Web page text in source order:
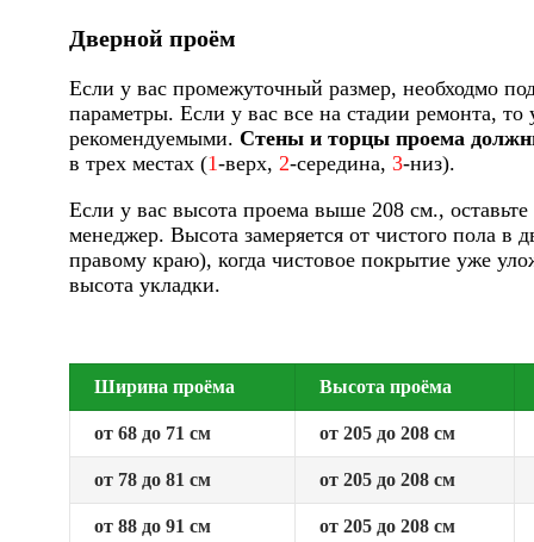
Дверной проём
Если у вас промежуточный размер, необходмо
параметры. Если у вас все на стадии ремонта,
рекомендуемыми. Стены и торцы проема
в трех местах (1-верх, 2-середина, 3-низ).
Если у вас высота проема выше 208 см., оставьте
менеджер. Высота замеряется от чистого пола в
правому краю), когда чистовое покрытие уже
высота укладки.
Ширина проёма Высота проёма
от 68 до 71 см от 205 до 208 см
от 78 до 81 см от 205 до 208 см
от 88 до 91 см от 205 до 208 см